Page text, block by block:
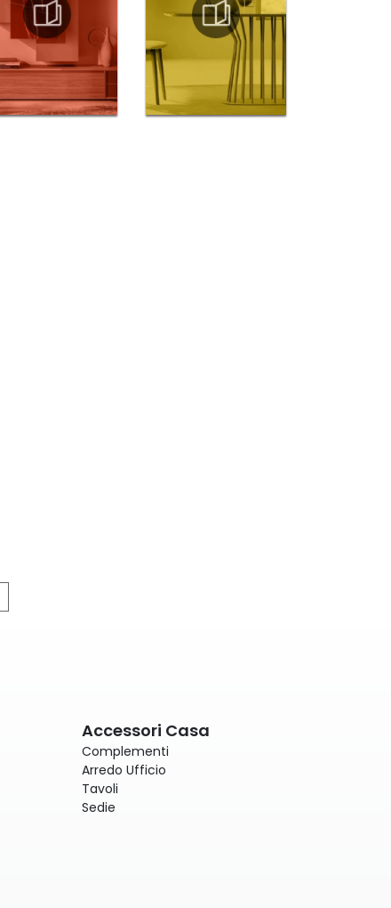
Accessori Casa
Complementi
Arredo Ufficio
Tavoli
Sedie